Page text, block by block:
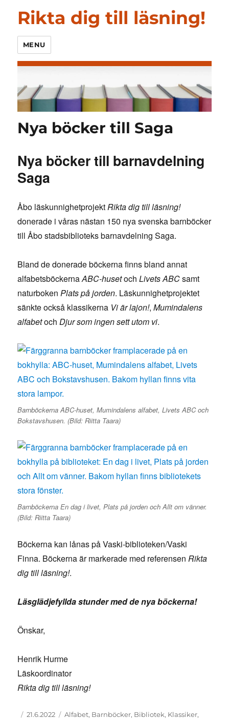
Rikta dig till läsning!
MENU
Nya böcker till Saga
Nya böcker till barnavdelning
Saga
Åbo läskunnighetprojektRikta dig till läsning!
donerade i våras nästan 150 nya svenska barnböcker
till Åbo stadsbiblioteks barnavdelning Saga.
Bland de donerade böckerna finns bland annat
alfabetsböckernaABC-husetochLivets ABCsamt
naturbokenPlats på jorden. Läskunnighetprojektet
sänkte också klassikerna Vi är lajon!,Mumindalens
alfabetochDjur som ingen sett utom vi.
Barnböckerna ABC-huset, Mumindalens alfabet, Livets ABC och
Bokstavshusen. (Bild: Riitta Taara)
Barnböckerna En dag i livet, Plats på jorden och Allt om vänner.
(Bild: Riitta Taara)
Böckerna kan lånas på Vaski-biblioteken/Vaski
Finna. Böckerna är markerade med referensenRikta
dig till läsning!.
Läsglädjefyllda stunder med de nya böckerna!
Önskar,
Henrik Hurme
Läskoordinator
Rikta dig till läsning!
Author
Posted
21.6.2022 Tags
Alfabet, Barnböcker, Bibliotek, Klassiker,